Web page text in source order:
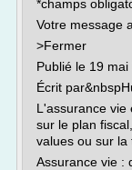
*champs
Votre message
>Fermer
Publié le 19 mai
Écrit
L'assurance vie
sur le plan
values ou sur la
Assurance vie :